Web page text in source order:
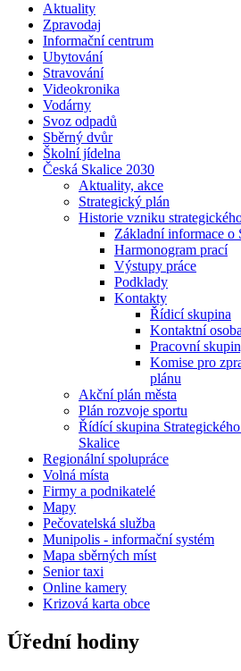
Aktuality
Zpravodaj
Informační centrum
Ubytování
Stravování
Videokronika
Vodárny
Svoz odpadů
Sběrný dvůr
Školní jídelna
Česká Skalice 2030
Aktuality, akce
Strategický plán
Historie vzniku
Základní informace o
Harmonogram prací
Výstupy práce
Podklady
Kontakty
Řídicí skupina
Kontaktní osoba
Pracovní
Komise pro
plánu
Akční plán města
Plán rozvoje sportu
Řídící skupina
Skalice
Regionální spolupráce
Volná místa
Firmy a podnikatelé
Mapy
Pečovatelská služba
Munipolis - informační systém
Mapa sběrných míst
Senior taxi
Online kamery
Krizová karta obce
Úřední hodiny